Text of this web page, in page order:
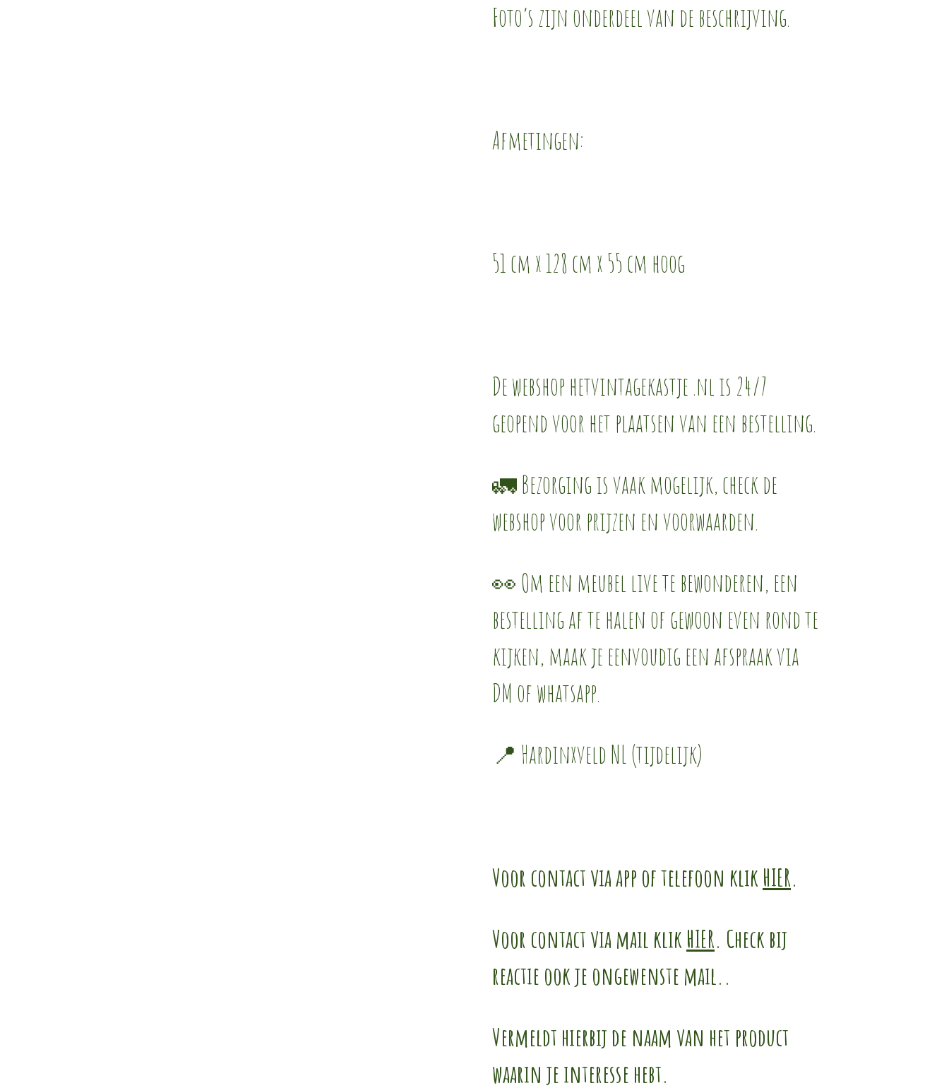
Foto’s zijn onderdeel van de beschrijving.
Afmetingen:
51 cm x 128 cm x 55 cm hoog
De webshop hetvintagekastje .nl is 24/7
geopend voor het plaatsen van een bestelling.
🚛 Bezorging is vaak mogelijk, check de
webshop voor prijzen en voorwaarden.
👀 Om een meubel live te bewonderen, een
bestelling af te halen of gewoon even rond te
kijken, maak je eenvoudig een afspraak via
DM of whatsapp.
📍 Hardinxveld NL (tijdelijk)
Voor contact via app of telefoon klik HIER.
Voor contact via mail klik HIER. Check bij
reactie ook je ongewenste mail..
Vermeldt hierbij de naam van het product
waarin je interesse hebt.